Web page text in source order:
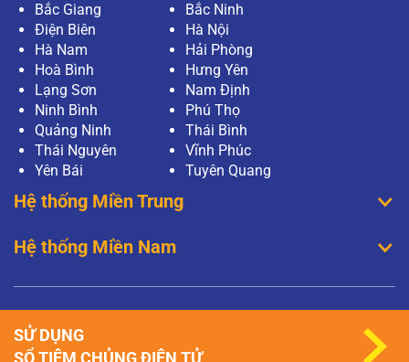
Bắc Giang
Bắc Ninh
Điện Biên
Hà Nội
Hà Nam
Hải Phòng
Hoà Bình
Hưng Yên
Lạng Sơn
Nam Định
Ninh Bình
Phú Thọ
Quảng Ninh
Thái Bình
Thái Nguyên
Vĩnh Phúc
Yên Bái
Tuyên Quang
Hệ thống Miền Trung
Hệ thống Miền Nam
SỬ DỤNG
SỔ TIÊM CHỦNG ĐIỆN TỬ